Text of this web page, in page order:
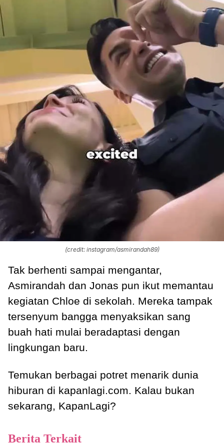
(credit: instagram/asmirandah89)
Tak berhenti sampai mengantar,
Asmirandah dan Jonas pun ikut memantau
kegiatan Chloe di sekolah. Mereka tampak
tersenyum bangga menyaksikan sang
buah hati mulai beradaptasi dengan
lingkungan baru.
Temukan berbagai potret menarik dunia
hiburan di kapanlagi.com. Kalau bukan
sekarang, KapanLagi?
Berita Terkait